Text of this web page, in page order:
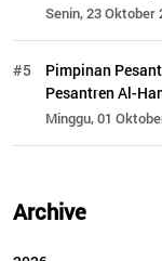
Senin, 23 Oktober
#5
Pimpinan
Pesantren Al-
Minggu, 01
Archive